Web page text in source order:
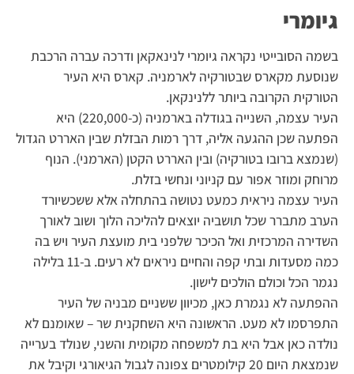
גיומרי
בשמה הסובייטי נקראה גיומרי לנינאקאן ודרכה עברה הרכבת
שנוסעת מקארס שבטורקיה לארמניה. קארס היא העיר
הטורקית הקרובה ביותר ללנינקאן.
העיר עצמה, השנייה בגודלה בארמניה (כ-220,000) היא
הפתעה שכן ההגעה אליה, דרך רמות הבזלת שבין האררט הגדול
(שנמצא ברובו בטורקיה) ובין האררט הקטן (הארמני). הנוף
מרוחק ומוזר אפור עם קניוני ונחשי בזלת.
העיר עצמה ניראית כמעט נטושה בהתחלה אלא ששכשיורד
הערב מתברר שכל תושביה יוצאים להליכה הלוך ושוב לאורך
השדירה המרכזית ואל הכיכר שלפני בית מועצת העיר ויש בה
כמה מסעדות ובתי קפה והחיים ניראים לא רעים. ב-11 בלילה
נגמר הכל וכולם הולכים לישון.
ההפתעה לא נגמרת כאן, מכיוון ששניים מבניה של העיר
התפרסמו לא מעט. הראשונה היא השחקנית שר – שאומנם לא
נולדה כאן אבל היא בת למשפחה מקומית והשני, שנולד בערייה
שנמצאת היום 20 קילומטרים צפונה לגבול הגיאורגי וקיבל את